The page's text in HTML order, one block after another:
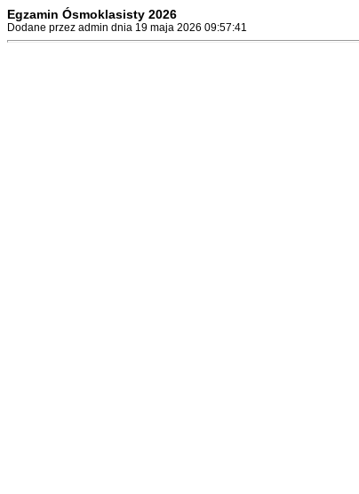
Egzamin Ósmoklasisty 2026
Dodane przez admin dnia 19 maja 2026 09:57:41